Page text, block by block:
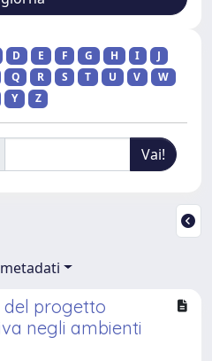
D E F G H I
J
Q R S T U V
W
Y Z
del progetto
negli ambienti